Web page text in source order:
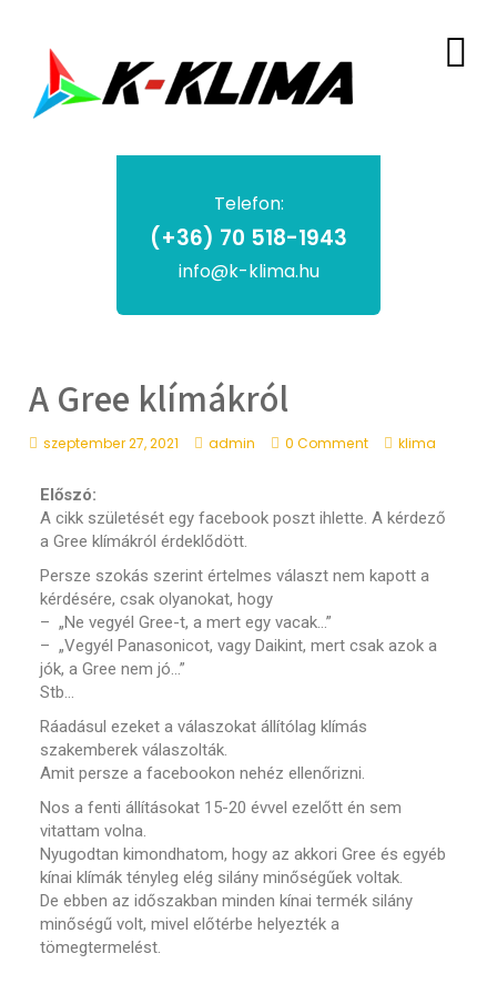
Telefon:
(+36) 70 518-1943
info@k-klima.hu
A Gree klímákról
szeptember 27, 2021 admin 0 Comment klima
Előszó:
A cikk születését egy facebook poszt ihlette. A kérdező
a Gree klímákról érdeklődött.
Persze szokás szerint értelmes választ nem kapott a
kérdésére, csak olyanokat, hogy
– „Ne vegyél Gree-t, a mert egy vacak…”
– „Vegyél Panasonicot, vagy Daikint, mert csak azok a
jók, a Gree nem jó…”
Stb…
Ráadásul ezeket a válaszokat állítólag klímás
szakemberek válaszolták.
Amit persze a facebookon nehéz ellenőrizni.
Nos a fenti állításokat 15-20 évvel ezelőtt én sem
vitattam volna.
Nyugodtan kimondhatom, hogy az akkori Gree és egyéb
kínai klímák tényleg elég silány minőségűek voltak.
De ebben az időszakban minden kínai termék silány
minőségű volt, mivel előtérbe helyezték a
tömegtermelést.